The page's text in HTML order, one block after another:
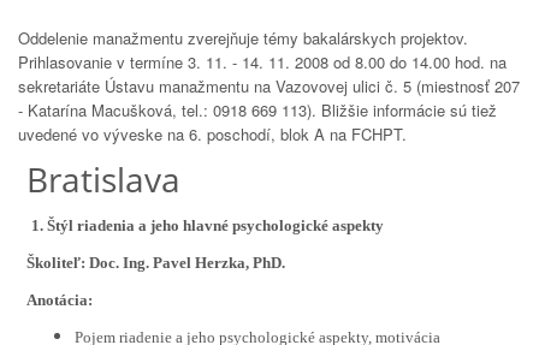
Oddelenie manažmentu zverejňuje témy bakalárskych projektov.
Prihlasovanie v termíne 3. 11. - 14. 11. 2008 od 8.00 do 14.00 hod. na
sekretariáte Ústavu manažmentu na Vazovovej ulici č. 5 (miestnosť 207
- Katarína Macušková, tel.: 0918 669 113). Bližšie informácie sú tiež
uvedené vo výveske na 6. poschodí, blok A na FCHPT.
Bratislava
1. Štýl riadenia a jeho hlavné psychologické aspekty
Školiteľ: Doc. Ing. Pavel Herzka, PhD.
Anotácia:
Pojem riadenie a jeho psychologické aspekty, motivácia